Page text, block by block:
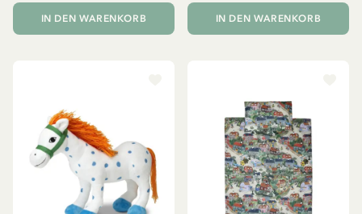
IN DEN WARENKORB IN DEN WARENKORB